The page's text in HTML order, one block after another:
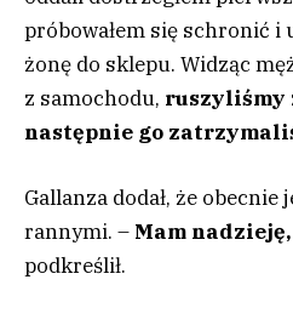
próbowałem się schronić i
żonę do sklepu. Widząc
z samochodu, ruszyliśmy
następnie go
Gallanza dodał, że obecnie
rannymi. – Mam
podkreślił.